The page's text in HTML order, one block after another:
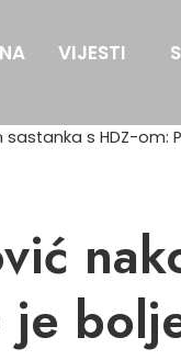
VIJESTI
sastanka s HDZ-
je